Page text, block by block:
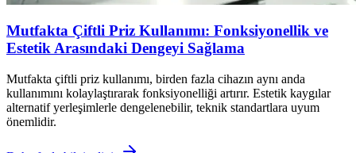
Mutfakta Çiftli Priz Kullanımı: Fonksiyonellik ve
Estetik Arasındaki Dengeyi Sağlama
Mutfakta çiftli priz kullanımı, birden fazla cihazın aynı anda
kullanımını kolaylaştırarak fonksiyonelliği artırır. Estetik kaygılar
alternatif yerleşimlerle dengelenebilir, teknik standartlara uyum
önemlidir.